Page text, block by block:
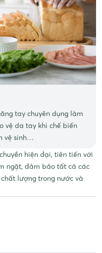
tay chuyên dụng làm
vệ da tay khi chế biến
vệ sinh…
hiện đại, tiên tiến với
ngặt, đảm bảo tất cả các
lượng trong nước và